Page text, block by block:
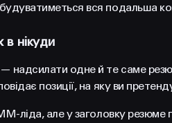
вся подальша
нікуди
одне й те саме
позиції, на яку ви
ліда, але у заголовку